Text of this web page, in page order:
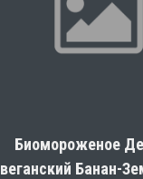
Биомороженое
веганский Банан-